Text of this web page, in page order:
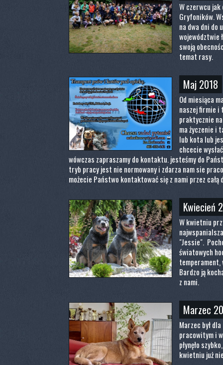
W czerwcu jak
Gryfoników.
na dwa dni do
województwie
swoją
temat rasy.
Maj 2018
Od miesiąca
naszej firmie
praktycznie
ma życzenie i
lub kota lub
chcecie
wówczas zapraszamy do kontaktu. jesteśmy do
tryb pracy jest nie normowany i zdarza nam sie
możecie Państwo kontaktować się z nami przez całą
Kwiecień
W kwietniu
"Jessie".
światowych
temperament,
Bardzo ją
z nami.
Marzec
Marzec był
pracowitym i
płynęło
kwietniu już